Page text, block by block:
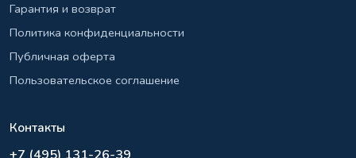
Гарантия и возврат
Политика конфиденциальности
Публичная оферта
Пользовательское соглашение
Контакты